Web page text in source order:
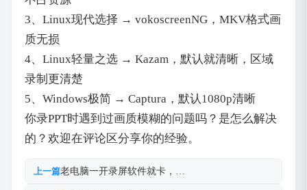
3、Linux现代选择 → vokoscreenNG，MKV格式画
质无损
4、Linux轻量之选 → Kazam，默认就清晰，区域
录制更清楚
5、Windows极简 → Captura，默认1080p清晰
你录PPT时遇到过画质模糊的问题吗？是怎么解决
的？欢迎在评论区分享你的经验。
上一篇老电脑一开录屏软件就卡，…